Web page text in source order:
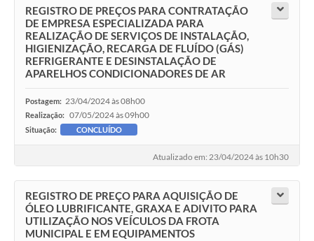
REGISTRO DE PREÇOS PARA CONTRATAÇÃO
DE EMPRESA ESPECIALIZADA PARA
REALIZAÇÃO DE SERVIÇOS DE INSTALAÇÃO,
HIGIENIZAÇÃO, RECARGA DE FLUÍDO (GÁS)
REFRIGERANTE E DESINSTALAÇÃO DE
APARELHOS CONDICIONADORES DE AR
Postagem: 23/04/2024 às 08h00
Realização: 07/05/2024 às 09h00
Situação: CONCLUÍDO
Atualizado em: 23/04/2024 às 10h30
REGISTRO DE PREÇO PARA AQUISIÇÃO DE
ÓLEO LUBRIFICANTE, GRAXA E ADIVITO PARA
UTILIZAÇÃO NOS VEÍCULOS DA FROTA
MUNICIPAL E EM EQUIPAMENTOS